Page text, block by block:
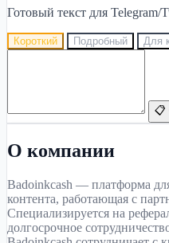
Готовый текст для
Короткий Подробный Для
📋
О компании
Badoinkcash — платформа
контента, работающая с
Специализируется на
долгосрочное